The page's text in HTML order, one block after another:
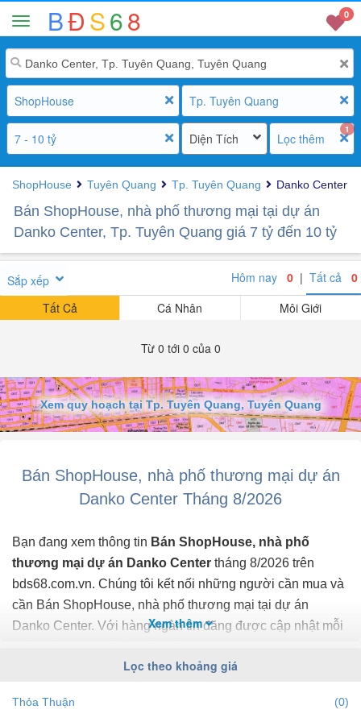
BĐS68 0
ShopHouse Tp. Tuyên Quang
7 - 10 tỷ Diện Tích
1
Lọc thêm
ShopHouse Tuyên Quang Tp. Tuyên Quang Danko Center
Bán ShopHouse, nhà phố thương mại tại dự án
Danko Center, Tp. Tuyên Quang giá 7 tỷ đến 10 tỷ
Sắp xếp Hôm nay 0 | Tất cả 0
Tất Cả
Cá Nhân Môi Giới
Từ 0 tới 0 của 0
Xem quy hoạch tại Tp. Tuyên Quang, Tuyên Quang
Bán ShopHouse, nhà phố thương mại dự án
Danko Center Tháng 8/2026
Bạn đang xem thông tin Bán ShopHouse, nhà phố
thương mại dự án Danko Center tháng 8/2026 trên
bds68.com.vn. Chúng tôi kết nối những người cần mua và
cần Bán ShopHouse, nhà phố thương mại tại dự án
Danko Center. Với hàng ngàn tin đăng được cập nhật mỗi
Bạn dễ dành lọc tin đăng Bán ShopHouse, nhà phố
Xem thêm
Lọc theo khoảng giá
Thỏa Thuận
(0)